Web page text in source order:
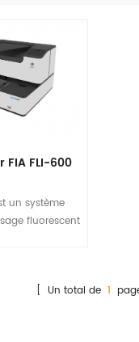
FIA FLI-600
un système
fluorescent
ciblé. Son[ Un total de1